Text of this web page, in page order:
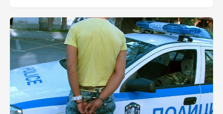
възрастните хора, настанени в домове. Срещите
целят по-добра...